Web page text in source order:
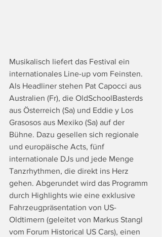
Musikalisch liefert das Festival ein
internationales Line-up vom Feinsten.
Als Headliner stehen Pat Capocci aus
Australien (Fr), die OldSchoolBasterds
aus Österreich (Sa) und Eddie y Los
Grasosos aus Mexiko (Sa) auf der
Bühne. Dazu gesellen sich regionale
und europäische Acts, fünf
internationale DJs und jede Menge
Tanzrhythmen, die direkt ins Herz
gehen. Abgerundet wird das Programm
durch Highlights wie eine exklusive
Fahrzeugpräsentation von US-
Oldtimern (geleitet von Markus Stangl
vom Forum Historical US Cars), einen